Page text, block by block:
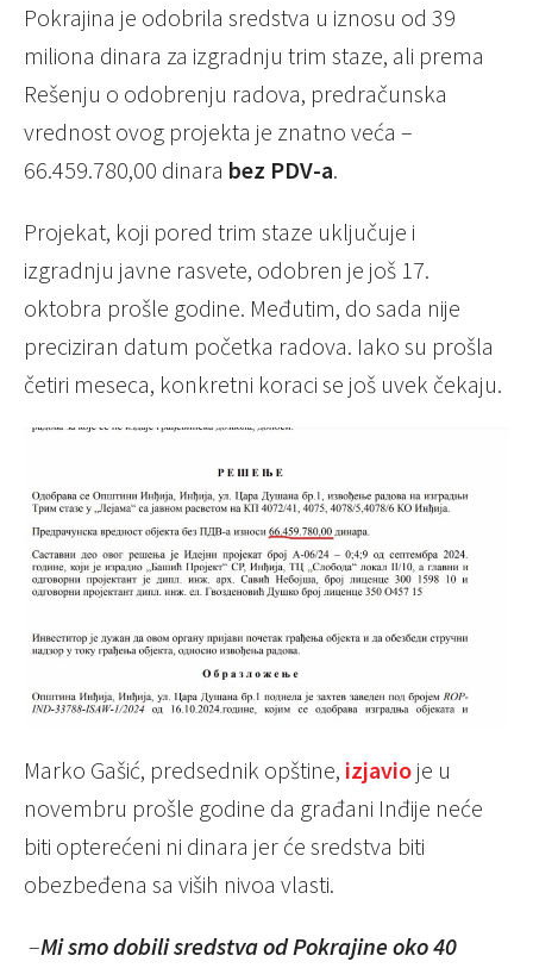
Pokrajina je odobrila sredstva u iznosu od 39
miliona dinara za izgradnju trim staze, ali prema
Rešenju o odobrenju radova, predračunska
vrednost ovog projekta je znatno veća –
66.459.780,00 dinara bez PDV-a.
Projekat, koji pored trim staze uključuje i
izgradnju javne rasvete, odobren je još 17.
oktobra prošle godine. Međutim, do sada nije
preciziran datum početka radova. Iako su prošla
četiri meseca, konkretni koraci se još uvek čekaju.
Marko Gašić, predsednik opštine, izjavio je u
novembru prošle godine da građani Inđije neće
biti opterećeni ni dinara jer će sredstva biti
obezbeđena sa viših nivoa vlasti.
–Mi smo dobili sredstva od Pokrajine oko 40